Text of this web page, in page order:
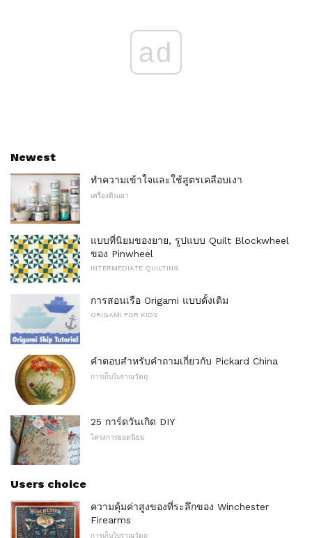
ad
Newest
ทำความเข้าใจและใช้สูตรเคลือบเงา
เครื่องดินเผา
แบบที่นิยมของยาย, รูปแบบ Quilt Blockwheel
ของ Pinwheel
INTERMEDIATE QUILTING
การสอนเรือ Origami แบบดั้งเดิม
ORIGAMI FOR KIDS
คำตอบสำหรับคำถามเกี่ยวกับ Pickard China
การเก็บโบราณวัตถุ
25 การ์ดวันเกิด DIY
โครงการยอดนิยม
Users choice
ความคุ้มค่าสูงของที่ระลึกของ Winchester
Firearms
การเก็บโบราณวัตถุ